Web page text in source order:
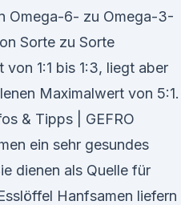
Omega-6- zu Omega-3-
Sorte zu Sorte
1:1 bis 1:3, liegt aber
Maximalwert von 5:1.
& Tipps | GEFRO
ein sehr gesundes
dienen als Quelle für
Hanfsamen liefern